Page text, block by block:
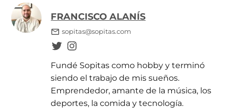
FRANCISCO ALANÍS
sopitas@sopitas.com
Fundé Sopitas como hobby y terminó
siendo el trabajo de mis sueños.
Emprendedor, amante de la música, los
deportes, la comida y tecnología.